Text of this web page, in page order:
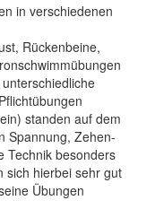
in verschiedenen
Rückenbeine,
standen auf dem
Spannung, Zehen-
Technik besonders
sich hierbei sehr gut
Übungen